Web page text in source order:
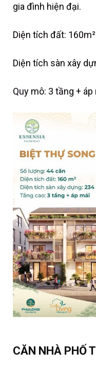
gia đình hiện đại.
Diện tích đất: 160m²
Diện tích sàn xây
Quy mô: 3 tầng + áp
CĂN NHÀ PHỐ